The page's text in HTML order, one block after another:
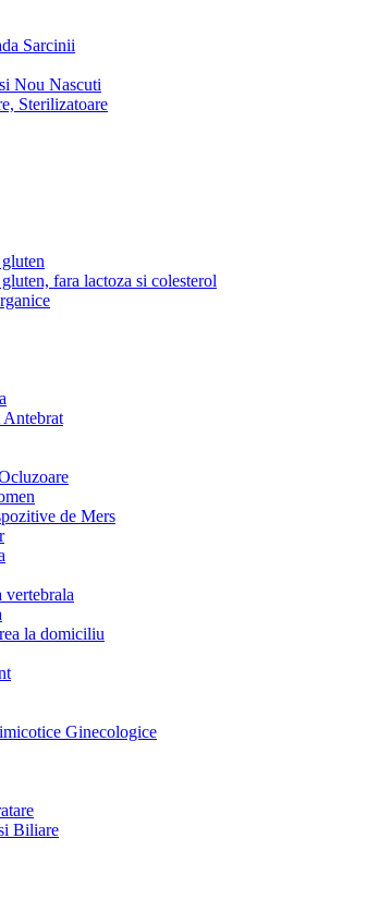
Sarcinii
Nou Nascuti
Sterilizatoare
fara lactoza si colesterol
de Mers
vertebrala
la domiciliu
Ginecologice
Biliare